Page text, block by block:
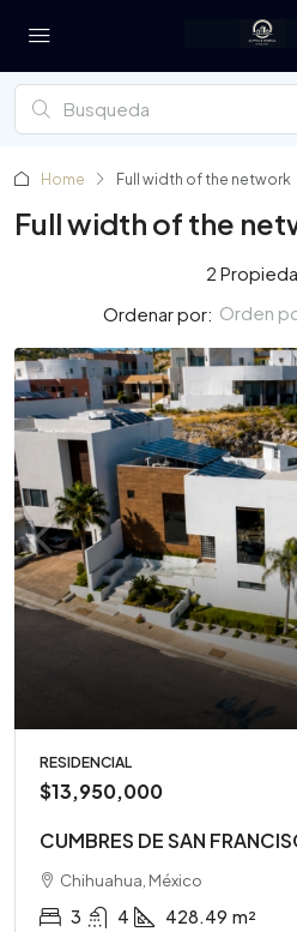
Home Full width of the network
Full width of the
2
Ordenar por: Orden
RESIDENCIAL
$13,950,000
CUMBRES DE SAN
Chihuahua, México
3 4 428.49 m²